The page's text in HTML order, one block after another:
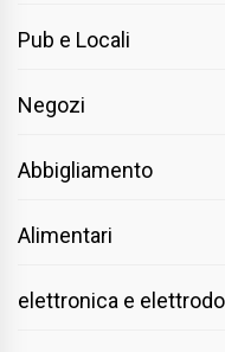
Pub e Locali
Negozi
Abbigliamento
Alimentari
elettronica e